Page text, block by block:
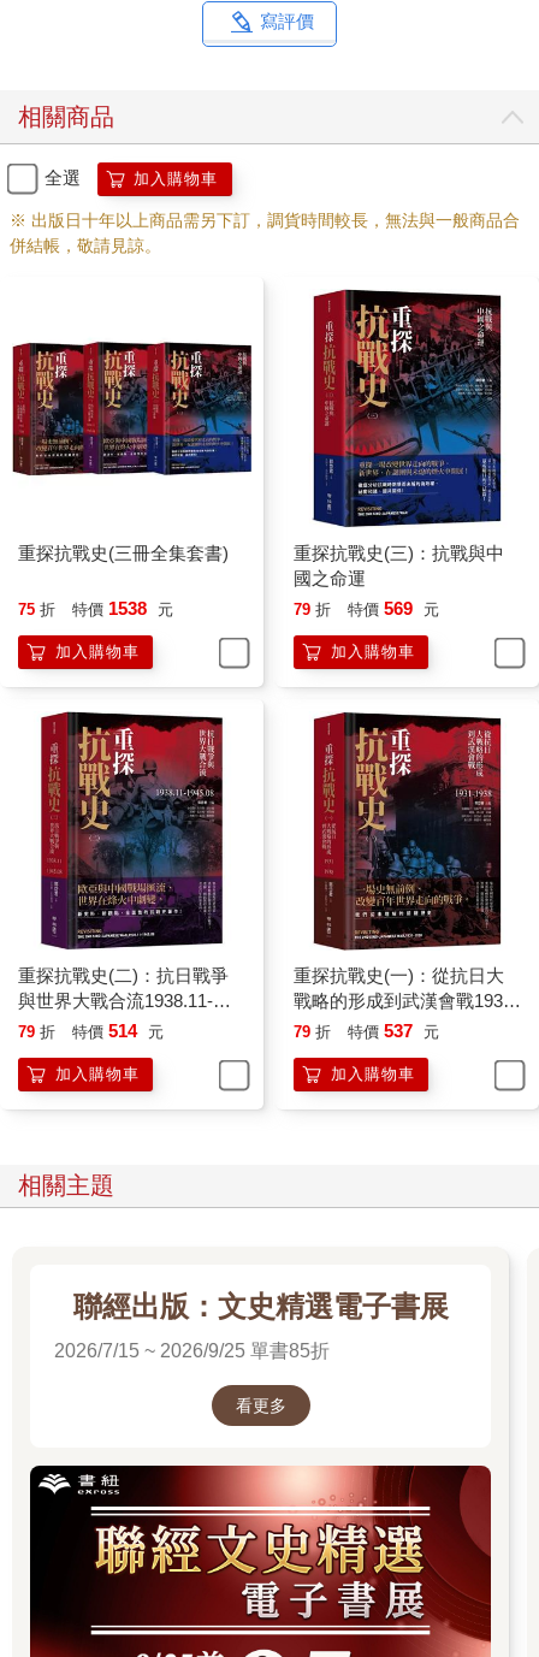
寫評價
相關商品
全選 加入購物車
※ 出版日十年以上商品需另下訂，調貨時間較長，無法與一般商品合
併結帳，敬請見諒。
重探抗戰史(三冊全集套書)
75 折 特價 1538 元
加入購物車
重探抗戰史(三)：抗戰與中
國之命運
79 折 特價 569 元
加入購物車
重探抗戰史(二)：抗日戰爭
與世界大戰合流1938.11-
1945.08
79 折 特價 514 元
加入購物車
重探抗戰史(一)：從抗日大
戰略的形成到武漢會戰1931-
1938(全新修訂版)
79 折 特價 537 元
加入購物車
相關主題
聯經出版：文史精選電子書展
2026/7/15 ~ 2026/9/25 單書85折
看更多